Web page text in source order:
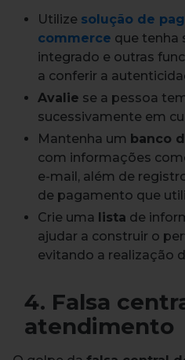
Utilize solução de
commerce que tenha
integrado e outras
a conferir a
Avalie se a pessoa
sucessivamente em
Mantenha um banco
com informações
e-mail, além de
de pagamento que
Crie uma lista de
ajudar a construir o
evitando a realização
4. Falsa
atendimento